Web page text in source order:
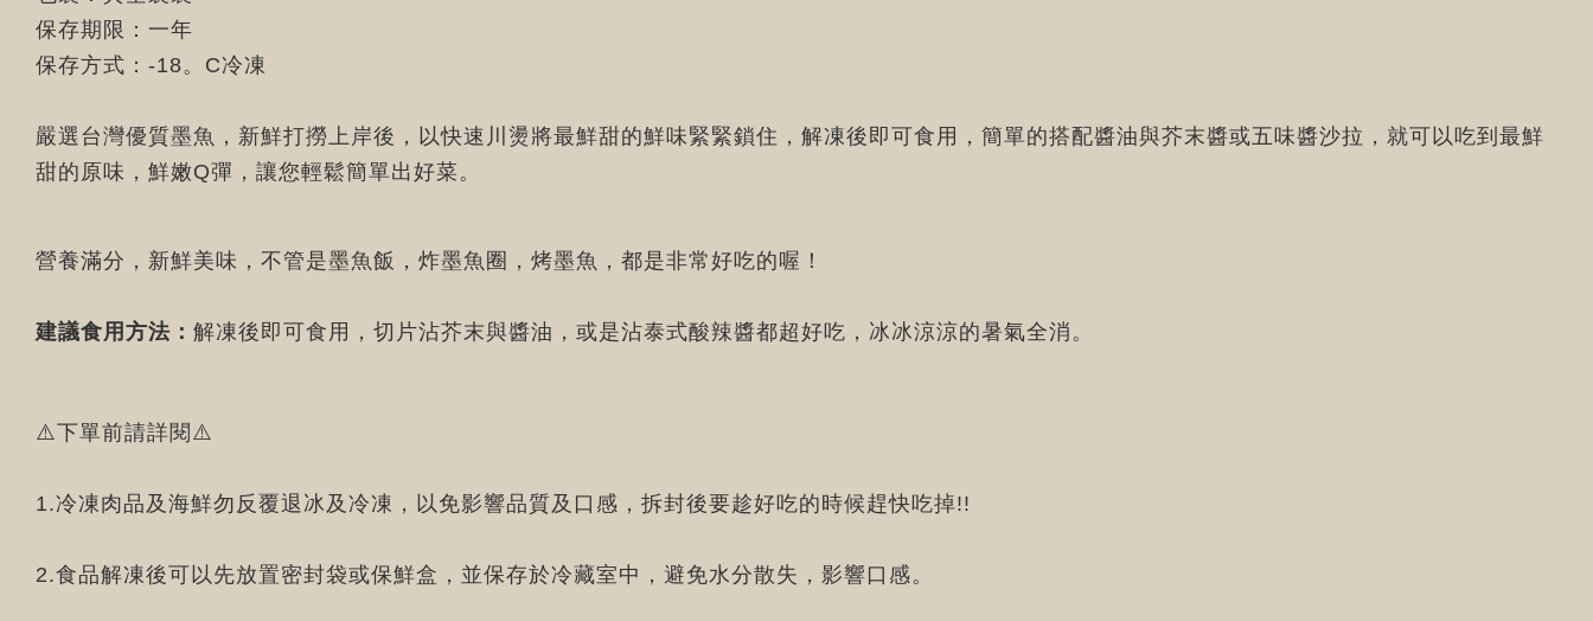
保存期限：一年
保存方式：-18。C冷凍
嚴選台灣優質墨魚，新鮮打撈上岸後，以快速川燙將最鮮甜的鮮味緊緊鎖住，解凍後即可食用，簡單的搭配醬油與芥末醬或五味醬沙拉，就可以吃到最鮮
甜的原味，鮮嫩Q彈，讓您輕鬆簡單出好菜。
營養滿分，新鮮美味，不管是墨魚飯，炸墨魚圈，烤墨魚，都是非常好吃的喔！
建議食用方法： 解凍後即可食用，切片沾芥末與醬油，或是沾泰式酸辣醬都超好吃，冰冰涼涼的暑氣全消。
⚠️下單前請詳閱⚠️
1.冷凍肉品及海鮮勿反覆退冰及冷凍，以免影響品質及口感，拆封後要趁好吃的時候趕快吃掉!!
2.食品解凍後可以先放置密封袋或保鮮盒，並保存於冷藏室中，避免水分散失，影響口感。